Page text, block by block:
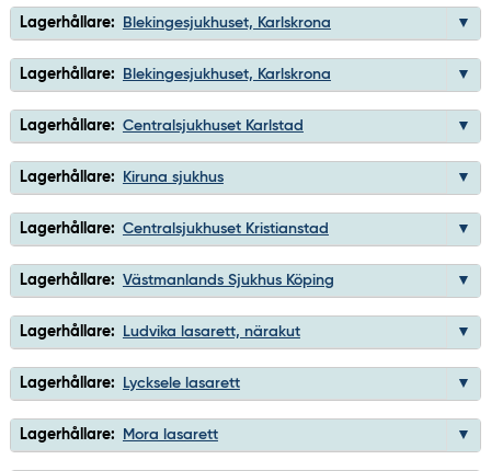
Lagerhållare: Blekingesjukhuset, Karlskrona
Lagerhållare: Blekingesjukhuset, Karlskrona
Lagerhållare: Centralsjukhuset Karlstad
Lagerhållare: Kiruna sjukhus
Lagerhållare: Centralsjukhuset Kristianstad
Lagerhållare: Västmanlands Sjukhus Köping
Lagerhållare: Ludvika lasarett, närakut
Lagerhållare: Lycksele lasarett
Lagerhållare: Mora lasarett